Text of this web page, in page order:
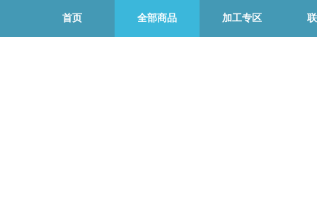
首页 全部商品 加工专区